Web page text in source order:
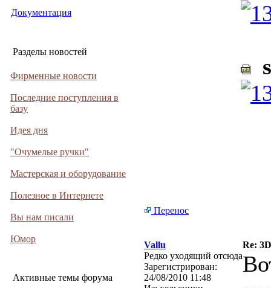
Документация
Разделы новостей
Фирменные новости
Последние поступления в
базу
Идея дня
"Очумелые ручки"
Мастерская и оборудование
Полезное в Интернете
Вы нам писали
Юмор
Активные темы форума
Перенос
Vallu
Re:
Редко уходящий отсюда
Зарегистрирован:
24/08/2010 11:48